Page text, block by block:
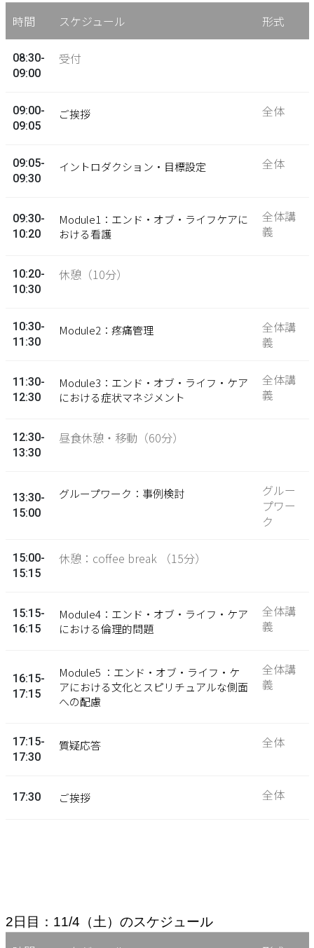
時間 スケジュール 形式
08:30-
09:00
受付
09:00-
09:05
ご挨拶 全体
09:05-
09:30
イントロダクション・目標設定 全体
09:30-
10:20
Module1：エンド・オブ・ライフケアに
おける看護
全体講
義
10:20-
10:30
休憩（10分）
10:30-
11:30
Module2：疼痛管理
全体講
義
11:30-
12:30
Module3：エンド・オブ・ライフ・ケア
における症状マネジメント
全体講
義
12:30-
13:30
昼食休憩・移動（60分）
13:30-
15:00
グループワーク：事例検討
グルー
プワー
ク
15:00-
15:15
休憩：coffee break （15分）
15:15-
16:15
Module4：エンド・オブ・ライフ・ケア
における倫理的問題
全体講
義
16:15-
17:15
Module5 ：エンド・オブ・ライフ・ケ
アにおける文化とスピリチュアルな側面
への配慮
全体講
義
17:15-
17:30
質疑応答 全体
17:30 ご挨拶 全体
2日目：11/4（土）のスケジュール